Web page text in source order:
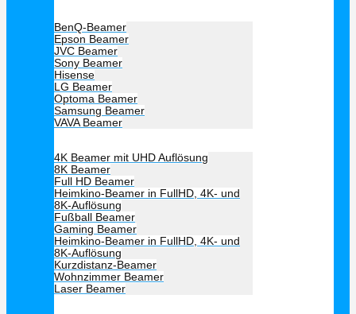
BenQ-Beamer
Epson Beamer
JVC Beamer
Sony Beamer
Hisense
LG Beamer
Optoma Beamer
Samsung Beamer
VAVA Beamer
4K Beamer mit UHD Auflösung
8K Beamer
Full HD Beamer
Heimkino-Beamer in FullHD, 4K- und
8K-Auflösung
Fußball Beamer
Gaming Beamer
Heimkino-Beamer in FullHD, 4K- und
8K-Auflösung
Kurzdistanz-Beamer
Wohnzimmer Beamer
Laser Beamer